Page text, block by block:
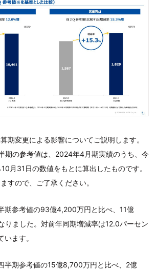
期変更による影響についてご説明します。
期の参考値は、2024年4月期実績のうち、今
月31日の数値をもとに算出したものです。
すので、ご了承ください。
期参考値の93億4,200万円と比べ、11億
りました。対前年同期増減率は12.0パーセン
います。
半期参考値の15億8,700万円と比べ、2億